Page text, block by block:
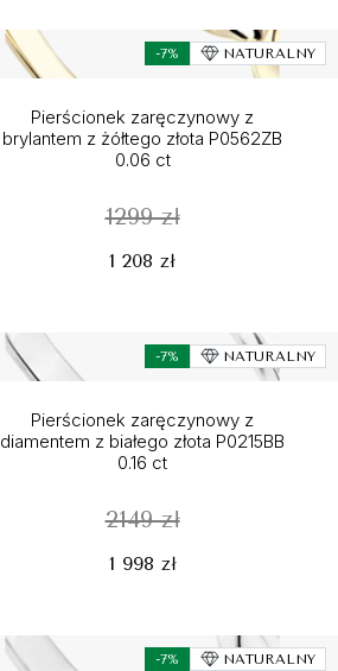
-7% NATURALNY
Pierścionek zaręczynowy z
brylantem z żółtego złota P0562ZB
0.06 ct
1299 zł
1 208 zł
-7% NATURALNY
Pierścionek zaręczynowy z
diamentem z białego złota P0215BB
0.16 ct
2149 zł
1 998 zł
-7% NATURALNY